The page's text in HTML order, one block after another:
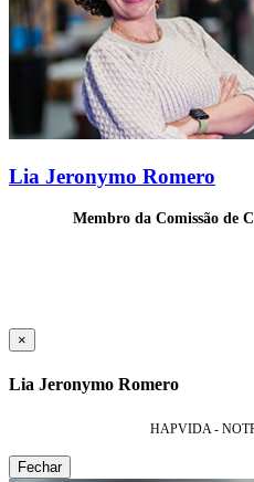
Lia Jeronymo Romero
Membro da Comissão de
×
Lia Jeronymo Romero
HAPVIDA -
Fechar